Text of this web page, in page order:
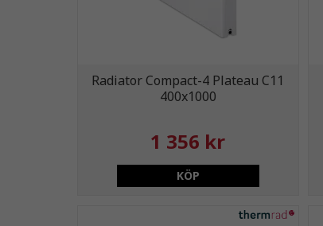
Radiator Compact-4 Plateau C11
400x1000
1 356 kr
KÖP